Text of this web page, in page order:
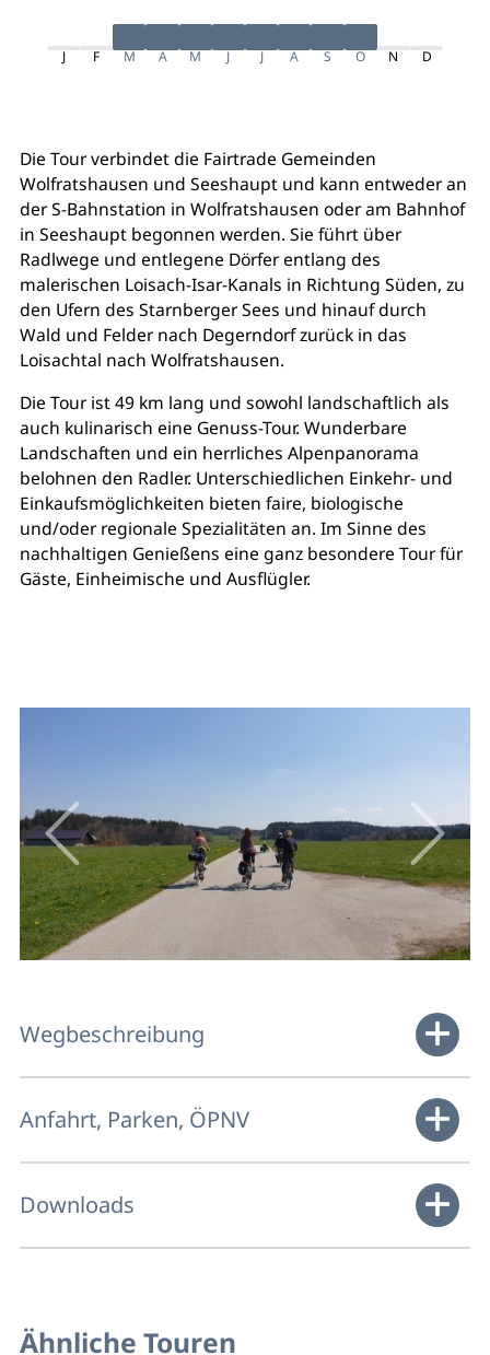
J F M A M J J A S O N D
Die Tour verbindet die Fairtrade Gemeinden
Wolfratshausen und Seeshaupt und kann entweder an
der S-Bahnstation in Wolfratshausen oder am Bahnhof
in Seeshaupt begonnen werden. Sie führt über
Radlwege und entlegene Dörfer entlang des
malerischen Loisach-Isar-Kanals in Richtung Süden, zu
den Ufern des Starnberger Sees und hinauf durch
Wald und Felder nach Degerndorf zurück in das
Loisachtal nach Wolfratshausen.
Die Tour ist 49 km lang und sowohl landschaftlich als
auch kulinarisch eine Genuss-Tour. Wunderbare
Landschaften und ein herrliches Alpenpanorama
belohnen den Radler. Unterschiedlichen Einkehr- und
Einkaufsmöglichkeiten bieten faire, biologische
und/oder regionale Spezialitäten an. Im Sinne des
nachhaltigen Genießens eine ganz besondere Tour für
Gäste, Einheimische und Ausflügler.
Wegbeschreibung
Anfahrt, Parken, ÖPNV
Downloads
Ähnliche Touren